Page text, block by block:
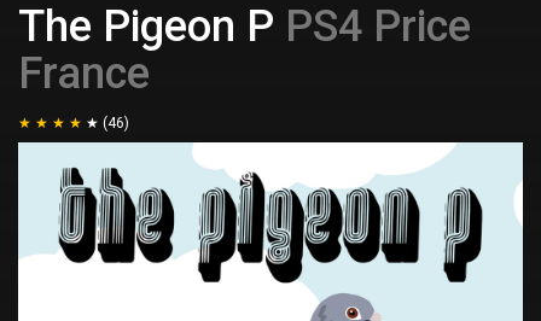
The Pigeon P PS4 Price
France
(46)